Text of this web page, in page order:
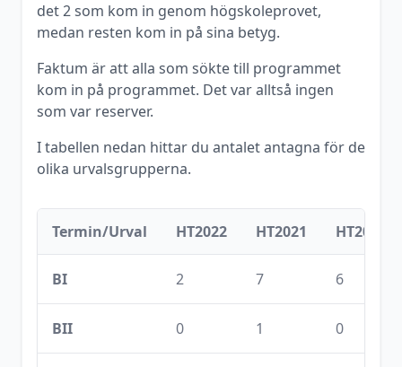
det2som kom in genom högskoleprovet,
medan resten kom in på sina betyg.
Faktum är att alla som sökte till programmet
kom in på programmet. Det var alltså ingen
som var reserver.
I tabellen nedan hittar du antalet antagna för de
olika urvalsgrupperna.
Termin/Urval HT2022 HT2021 HT2020
BI 2 7 6
BII 0 1 0